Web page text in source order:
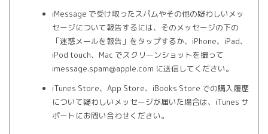
iMessage で受け取ったスパムやその他の疑わしいメッ
セージについて報告するには、そのメッセージの下の
「迷惑メールを報告」をタップするか、iPhone、iPad、
iPod touch、Mac でスクリーンショットを撮って
imessage.spam@apple.com に送信してください。
iTunes Store、App Store、iBooks Store での購入履歴
について疑わしいメッセージが届いた場合は、iTunes サ
ポートにお問い合わせください。